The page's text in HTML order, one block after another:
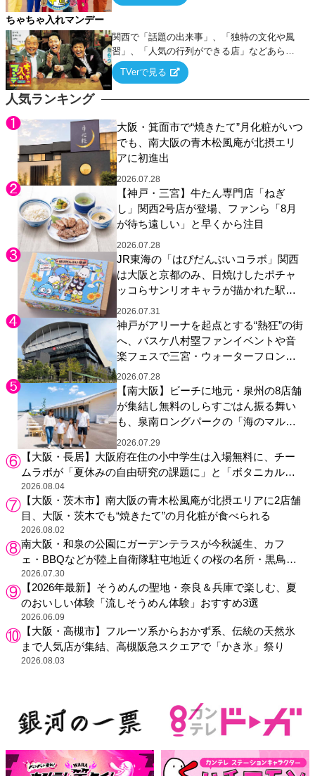
人気ランキング
大阪・箕面市で“焼きたて”月化粧がいつ
でも、南大阪の青木松風庵が北摂エリ
アに初進出
2026.07.28
【神戸・三宮】牛たん専門店「ねぎ
し」関西2号店が登場、ファンら「8月
が待ち遠しい」と早くから注目
2026.07.28
JR東海の「はぴだんぶいコラボ」関西
は大阪と京都のみ、日焼けしたポチャ
ッコらサンリオキャラが描かれた駅弁
やグッズが登場
2026.07.31
神戸がアリーナを起点とする“熱狂”の街
へ、バスケ八村塁ファンイベントや音
楽フェスで三宮・ウォーターフロント
を活性化
2026.07.28
【南大阪】ビーチに地元・泉州の8店舗
が集結し無料のしらすごはん振る舞い
も、泉南ロングパークの「海のマルシ
ェ」がリニューアル！
2026.07.29
【大阪・長居】大阪府在住の小中学生は入場無料に、チー
ムラボが「夏休みの自由研究の課題に」と「ボタニカルガ
ーデン 大阪」へ招待
2026.08.04
【大阪・茨木市】南大阪の青木松風庵が北摂エリアに2店舗
目、大阪・茨木でも“焼きたて”の月化粧が食べられる
2026.08.02
南大阪・和泉の公園にガーデンテラスが今秋誕生、カフ
ェ・BBQなどが陸上自衛隊駐屯地近くの桜の名所・黒鳥山
公園に
2026.07.30
【2026年最新】そうめんの聖地・奈良＆兵庫で楽しむ、夏
のおいしい体験「流しそうめん体験」おすすめ3選
2026.06.09
【大阪・高槻市】フルーツ系からおかず系、伝統の天然氷
まで人気店が集結、高槻阪急スクエアで「かき氷」祭り
2026.08.03
ちゃちゃ入れマンデー
関西で「話題の出来事」、「独特の文化や風
習」、「人気の行列ができる店」などあらゆ
るテーマについて好き放題にちゃちゃを入れ
ていく関西色を前面に押し出したトークバラ
TVerで見る